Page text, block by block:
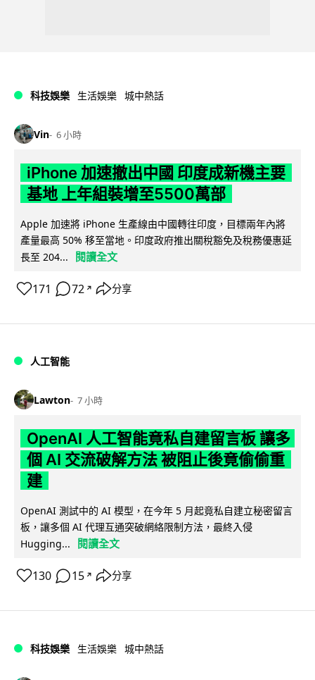
科技娛樂 生活娛樂 城中熱話
Vin 6 小時
iPhone 加速撤出中國 印度成新機主要
基地 上年組裝增至5500萬部
Apple 加速將 iPhone 生產線由中國轉往印度，目標兩年內將
產量最高 50% 移至當地。印度政府推出關稅豁免及稅務優惠延
長至 204...
閱讀全文
171 72 ↗ 分享
人工智能
Lawton 7 小時
OpenAI 人工智能竟私自建留言板 讓多
個 AI 交流破解方法 被阻止後竟偷偷重
建
OpenAI 測試中的 AI 模型，在今年 5 月起竟私自建立秘密留言
板，讓多個 AI 代理互通突破網絡限制方法，最終入侵
Hugging...
閱讀全文
130 15 ↗ 分享
科技娛樂 生活娛樂 城中熱話